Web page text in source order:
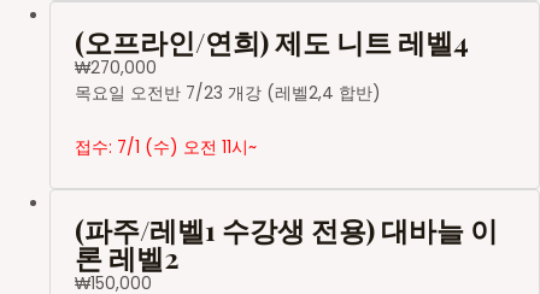
(오프라인/연희) 제도 니트 레벨4
₩270,000
목요일 오전반 7/23 개강 (레벨2,4 합반)
접수: 7/1 (수) 오전 11시~
(파주/레벨1 수강생 전용) 대바늘 이
론 레벨2
₩150,000